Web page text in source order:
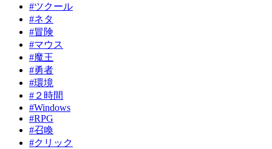
#ツクール
#ネタ
#冒険
#マウス
#魔王
#勇者
#環境
#２時間
#Windows
#RPG
#召喚
#クリック